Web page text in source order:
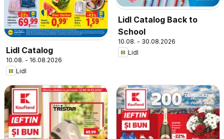
Lidl Catalog
10.08. - 16.08.2026
Lidl
Lidl Catalog Back to
School
10.08. - 30.08.2026
Lidl